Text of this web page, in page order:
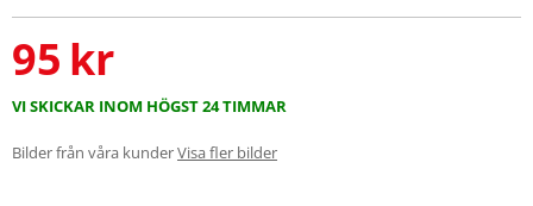
95 kr
VI SKICKAR INOM HÖGST 24 TIMMAR
Bilder från våra kunderVisa fler bilder